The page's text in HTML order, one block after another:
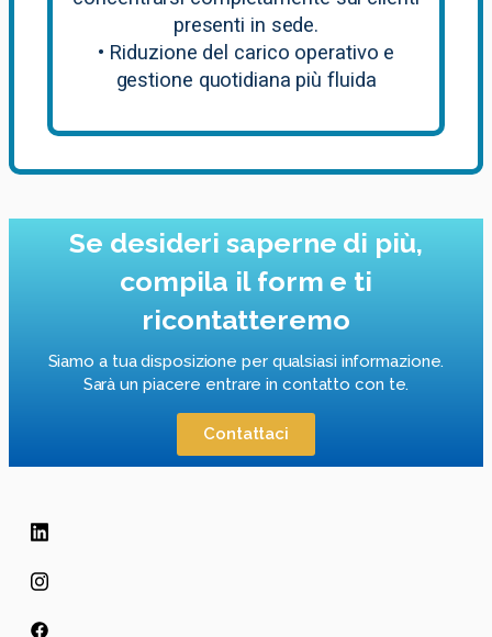
presenti in sede.
• Riduzione del carico operativo e
gestione quotidiana più fluida
Se desideri saperne di più,
compila il form e ti
ricontatteremo
Siamo a tua disposizione per qualsiasi informazione.
Sarà un piacere entrare in contatto con te.
Contattaci